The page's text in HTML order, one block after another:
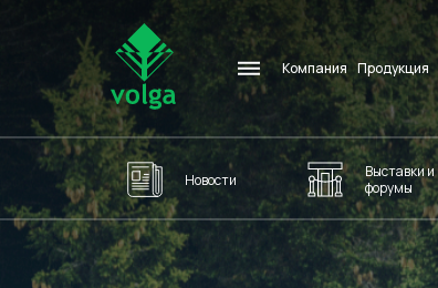
Компания Продукция
Новости
Выставки и
форумы